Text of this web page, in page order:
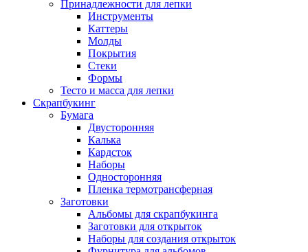
Принадлежности для лепки
Инструменты
Каттеры
Молды
Покрытия
Стеки
Формы
Тесто и масса для лепки
Скрапбукинг
Бумага
Двусторонняя
Калька
Кардсток
Наборы
Односторонняя
Пленка термотрансферная
Заготовки
Альбомы для скрапбукинга
Заготовки для открыток
Наборы для создания открыток